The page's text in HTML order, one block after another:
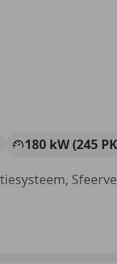
180 kW (245